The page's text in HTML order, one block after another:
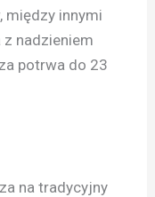
między innymi
nadzieniem
potrwa do 23
na tradycyjny